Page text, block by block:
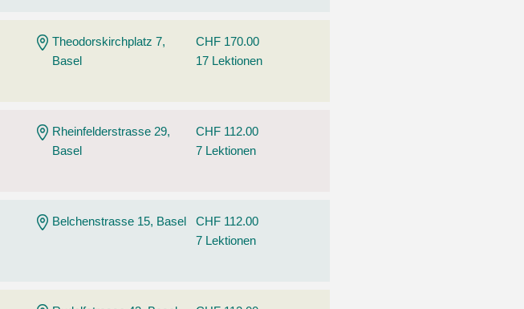
Theodorskirchplatz 7,
Basel
CHF 170.00
17 Lektionen
Rheinfelderstrasse 29,
Basel
CHF 112.00
7 Lektionen
Belchenstrasse 15, Basel
CHF 112.00
7 Lektionen